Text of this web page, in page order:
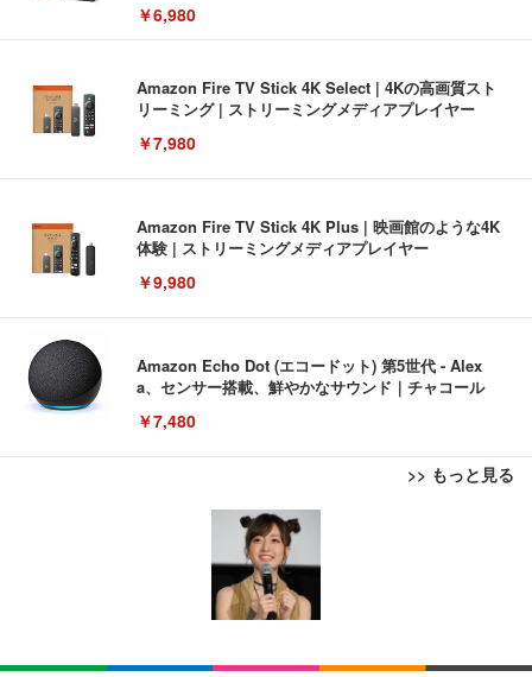
￥6,980
Amazon Fire TV Stick 4K Select | 4Kの高画質スト
リーミング | ストリーミングメディアプレイヤー
￥7,980
Amazon Fire TV Stick 4K Plus | 映画館のような4K
体験 | ストリーミングメディアプレイヤー
￥9,980
Amazon Echo Dot (エコードット) 第5世代 - Alex
a、センサー搭載、鮮やかなサウンド｜チャコール
￥7,480
>> もっと見る
[EdoErgo] オフィスチェア 椅子 テレワーク 疲れな
い 跳ね上げ式アームレスト コンパクト 約105度ロッ
キング pc 事務椅子 360度回転 座面昇降 強化ナイロ
ン樹脂ベース 通気性メッシュ 在宅ワーク H-WY01
(黒網+黒枠+黒足)
SIHOO B100 オフィスチェア／デスクチェア メッシ
EIZO ビジネス向けプレミアムモニター | FlexScan
EV3240X-WT | 31.5型4K UHD・USB Type-C・ホワ
EIZO ビジネス向けプレミアムモニター | FlexScan
Amazonベーシック ペットシーツ 薄型 レギュラー 1
回使い捨て 無香料 ホワイト 300枚
Amazonベーシック ペットシーツ 厚型 ワイド 42枚